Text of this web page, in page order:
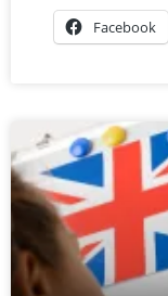
Facebook